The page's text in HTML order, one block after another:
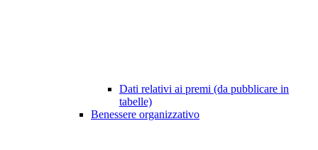
Dati relativi ai premi (da pubblicare in
tabelle)
Benessere organizzativo